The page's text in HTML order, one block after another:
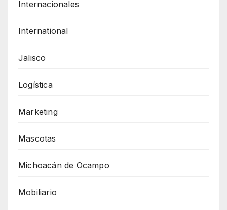
Internacionales
International
Jalisco
Logística
Marketing
Mascotas
Michoacán de Ocampo
Mobiliario